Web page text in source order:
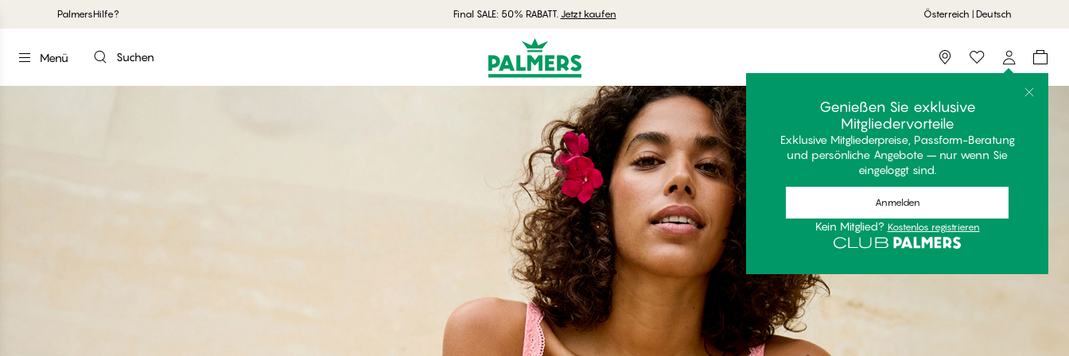
PalmersHilfe? Final SALE: 50% RABATT. Jetzt kaufen Österreich | Deutsch
Menü Suchen Storefinder
Genießen Sie exklusive
Mitgliedervorteile
Exklusive Mitgliederpreise, Passform-Beratung
und persönliche Angebote – nur wenn Sie
eingeloggt sind.
Anmelden
Kein Mitglied? Kostenlos registrieren